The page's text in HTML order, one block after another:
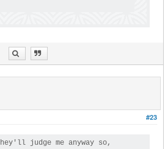
#23
judge me anyway so,